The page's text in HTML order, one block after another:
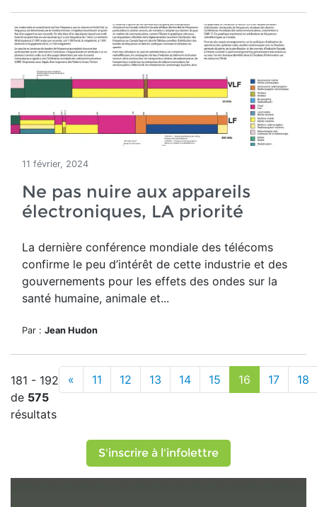
11 février, 2024
Ne pas nuire aux appareils
électroniques, LA priorité
La dernière conférence mondiale des télécoms
confirme le peu d’intérêt de cette industrie et des
gouvernements pour les effets des ondes sur la
santé humaine, animale et...
Par : Jean Hudon
181 - 192
de 575
résultats
« 11 12 13 14 15 16 17 18
S'inscrire à l'infolettre